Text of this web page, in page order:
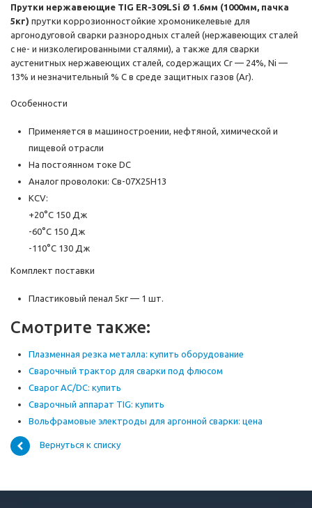
Прутки нержавеющие TIG ER-309LSi Ø 1.6мм (1000мм, пачка
5кг) прутки коррозионностойкие хромоникелевые для
аргонодуговой сварки разнородных сталей (нержавеющих сталей
c не- и низколегированными сталями), а также для сварки
аустенитных нержавеющих сталей, содержащих Cr — 24%, Ni —
13% и незначительный % С в среде защитных газов (Ar).
Особенности
Применяется в машиностроении, нефтяной, химической и
пищевой отрасли
На постоянном токе DC
Аналог проволоки: Св-07Х25Н13
КCV:
+20°С 150 Дж
-60°С 150 Дж
-110°С 130 Дж
Комплект поставки
Пластиковый пенал 5кг — 1 шт.
Смотрите также:
Плазменная резка металла: купить оборудование
Сварочный трактор для сварки под флюсом
Сварог AC/DC: купить
Сварочный аппарат TIG: купить
Вольфрамовые электроды для аргонной сварки: цена
Вернуться к списку